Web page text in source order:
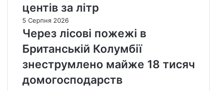
центів за літр
5 Серпня 2026
Через лісові пожежі в
Британській Колумбії
знеструмлено майже 18 тисяч
домогосподарств